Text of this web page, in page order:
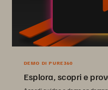
DEMO DI PURE360
Esplora, scopri e